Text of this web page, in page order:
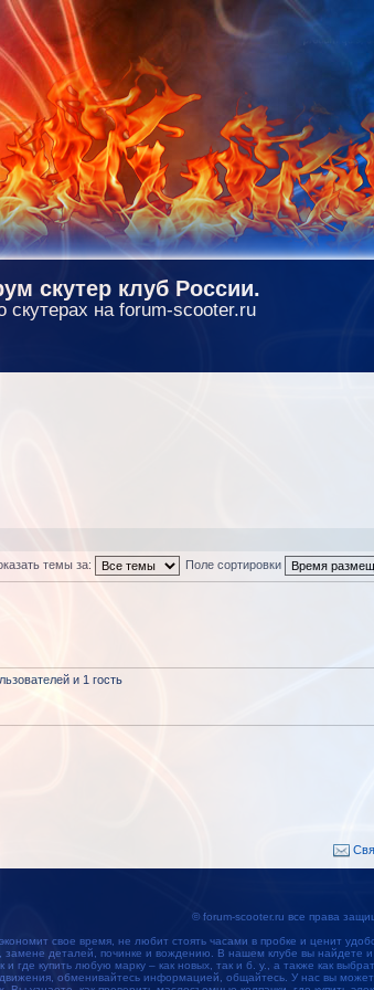
скутер клуб России.
скутерах на forum-scooter.ru
темы за: Поле сортировки
и 1 гость
© forum-scooter.ru все права
свое время, не любит стоять часами в пробке и ценит
замене деталей, починке и вождению. В нашем клубе вы найдете и
и где купить любую марку – как новых, так и б. у., а также как
обменивайтесь информацией, общайтесь. У нас вы